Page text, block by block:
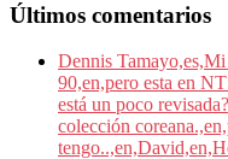
Últimos comentarios
Dennis
90,en,pero esta en
está un poco
colección